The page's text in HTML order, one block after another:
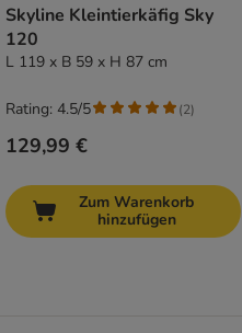
Skyline Kleintierkäfig Sky
120
L 119 x B 59 x H 87 cm
129,99 €
Rating: 4.5/5 (2)
Zum Warenkorb
hinzufügen